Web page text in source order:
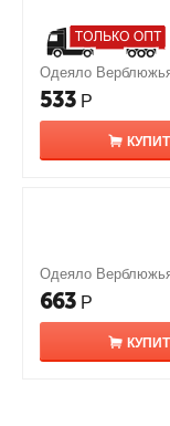
Одеяло
533 Р
Одеяло
663 Р